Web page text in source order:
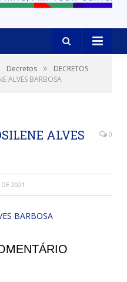
Decretos »
DECRETOS
ALVES BARBOSA
ALVES
0
2021
BARBOSA